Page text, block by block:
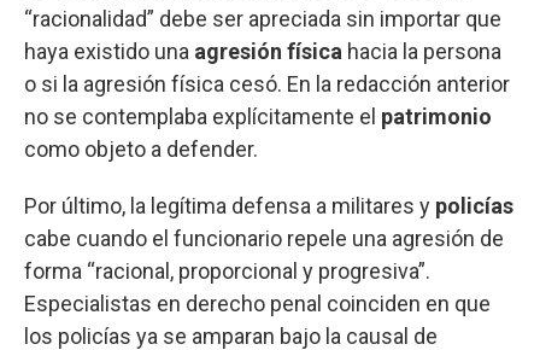
“racionalidad” debe ser apreciada sin importar que
haya existido una agresión física hacia la persona
o si la agresión física cesó. En la redacción anterior
no se contemplaba explícitamente el patrimonio
como objeto a defender.
Por último, la legítima defensa a militares y policías
cabe cuando el funcionario repele una agresión de
forma “racional, proporcional y progresiva”.
Especialistas en derecho penal coinciden en que
los policías ya se amparan bajo la causal de